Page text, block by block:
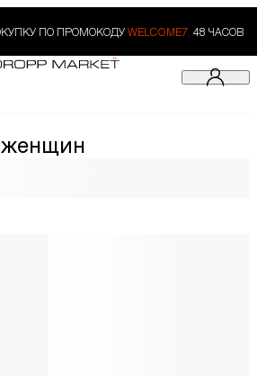
ПО ПРОМОКОДУ WELCOME7. 48 ЧАСОВ
женщин